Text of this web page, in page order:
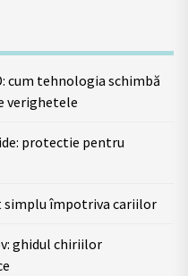
cum tehnologia schimbă
verighetele
protectie pentru
simplu împotriva cariilor
ghidul chiriilor